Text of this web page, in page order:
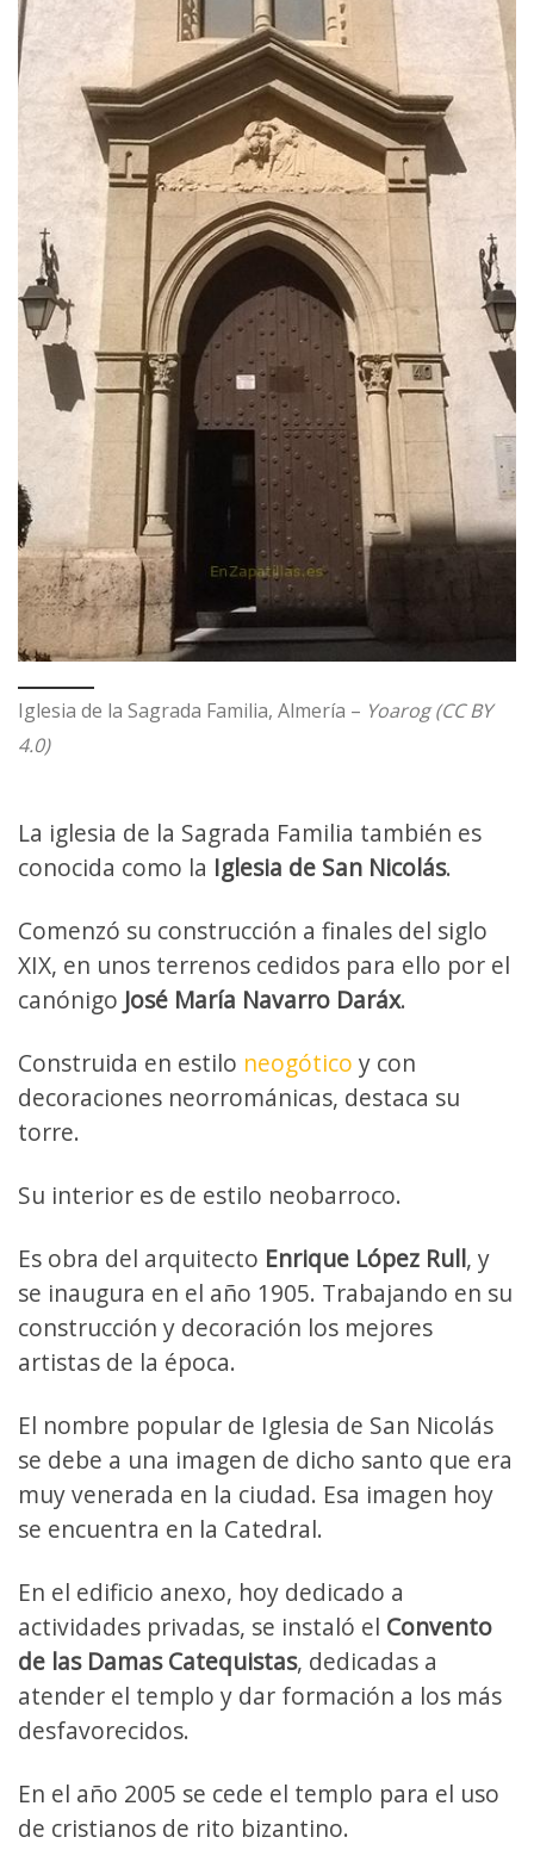
Iglesia de la Sagrada Familia, Almería – Yoarog (CC BY
4.0)
La iglesia de la Sagrada Familia también es
conocida como la Iglesia de San Nicolás.
Comenzó su construcción a finales del siglo
XIX, en unos terrenos cedidos para ello por el
canónigo José María Navarro Daráx.
Construida en estilo neogótico y con
decoraciones neorrománicas, destaca su
torre.
Su interior es de estilo neobarroco.
Es obra del arquitecto Enrique López Rull, y
se inaugura en el año 1905. Trabajando en su
construcción y decoración los mejores
artistas de la época.
El nombre popular de Iglesia de San Nicolás
se debe a una imagen de dicho santo que era
muy venerada en la ciudad. Esa imagen hoy
se encuentra en la Catedral.
En el edificio anexo, hoy dedicado a
actividades privadas, se instaló el Convento
de las Damas Catequistas, dedicadas a
atender el templo y dar formación a los más
desfavorecidos.
En el año 2005 se cede el templo para el uso
de cristianos de rito bizantino.